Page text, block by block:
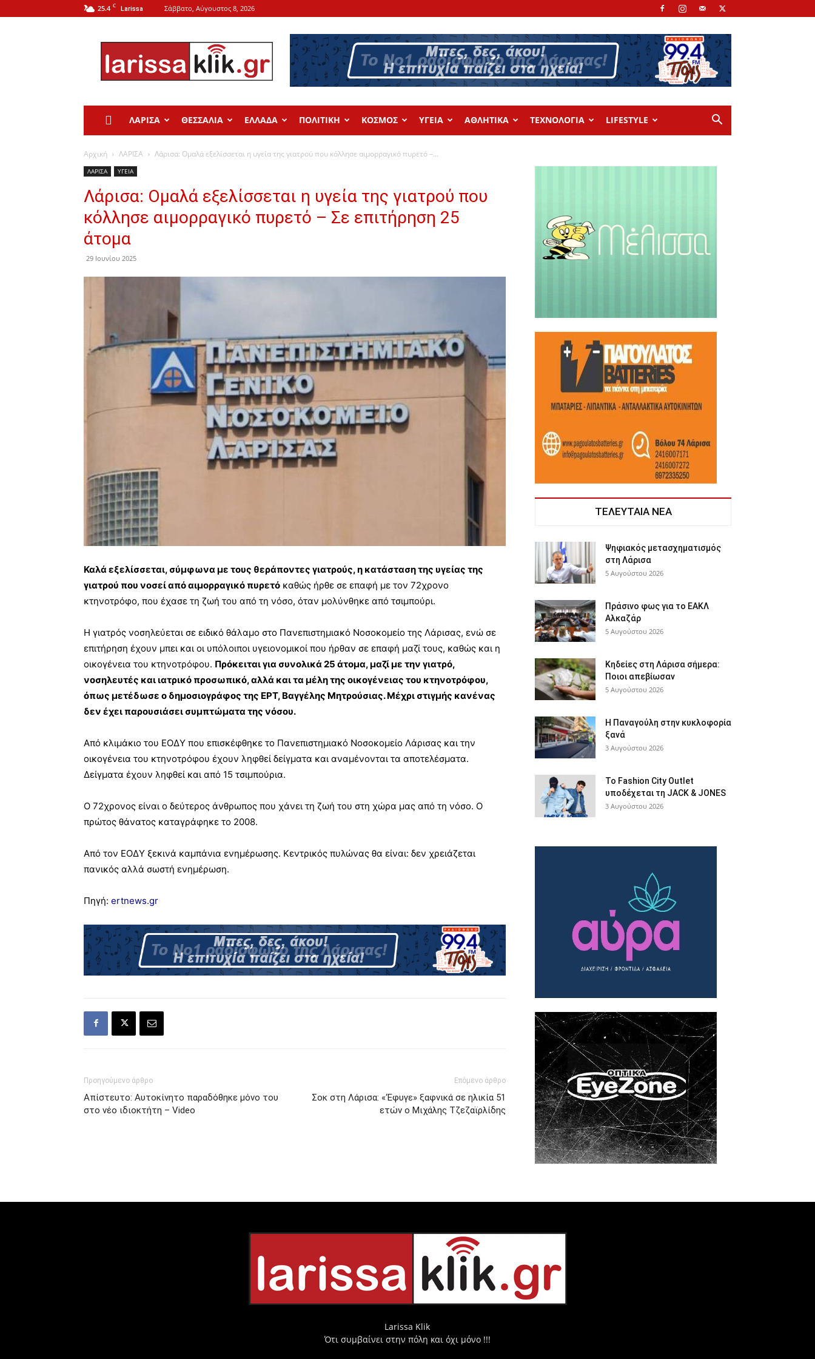
25.4 C Larissa Σάββατο, Αύγουστος 8, 2026
Larissa
ΛΑΡΙΣΑ ΘΕΣΣΑΛΙΑ ΕΛΛΑΔΑ ΠΟΛΙΤΙΚΗ ΚΟΣΜΟΣ ΥΓΕΙΑ ΑΘΛΗΤΙΚΑ ΤΕΧΝΟΛΟΓΙΑ LIFESTYLE
Αρχική ΛΑΡΙΣΑ Λάρισα: Ομαλά εξελίσσεται η υγεία της γιατρού που κόλλησε αιμορραγικό πυρετό –...
ΛΑΡΙΣΑ ΥΓΕΙΑ
Λάρισα: Ομαλά εξελίσσεται η υγεία της γιατρού που
κόλλησε αιμορραγικό πυρετό – Σε επιτήρηση 25
άτομα
29 Ιουνίου 2025
Καλά εξελίσσεται, σύμφωνα με τους θεράποντες γιατρούς, η κατάσταση της υγείας της
γιατρού που νοσεί από αιμορραγικό πυρετό καθώς ήρθε σε επαφή με τον 72χρονο
κτηνοτρόφο, που έχασε τη ζωή του από τη νόσο, όταν μολύνθηκε από τσιμπούρι.
Η γιατρός νοσηλεύεται σε ειδικό θάλαμο στο Πανεπιστημιακό Νοσοκομείο της Λάρισας, ενώ σε
επιτήρηση έχουν μπει και οι υπόλοιποι υγειονομικοί που ήρθαν σε επαφή μαζί τους, καθώς και η
οικογένεια του κτηνοτρόφου. Πρόκειται για συνολικά 25 άτομα, μαζί με την γιατρό,
νοσηλευτές και ιατρικό προσωπικό, αλλά και τα μέλη της οικογένειας του κτηνοτρόφου,
όπως μετέδωσε ο δημοσιογράφος της ΕΡΤ, Βαγγέλης Μητρούσιας. Μέχρι στιγμής κανένας
δεν έχει παρουσιάσει συμπτώματα της νόσου.
Από κλιμάκιο του ΕΟΔΥ που επισκέφθηκε το Πανεπιστημιακό Νοσοκομείο Λάρισας και την
οικογένεια του κτηνοτρόφου έχουν ληφθεί δείγματα και αναμένονται τα αποτελέσματα.
Δείγματα έχουν ληφθεί και από 15 τσιμπούρια.
Ο 72χρονος είναι ο δεύτερος άνθρωπος που χάνει τη ζωή του στη χώρα μας από τη νόσο. Ο
πρώτος θάνατος καταγράφηκε το 2008.
Από τον ΕΟΔΥ ξεκινά καμπάνια ενημέρωσης. Κεντρικός πυλώνας θα είναι: δεν χρειάζεται
πανικός αλλά σωστή ενημέρωση.
Πηγή: ertnews.gr
Προηγούμενο άρθρο
Απίστευτο: Αυτοκίνητο παραδόθηκε μόνο του
στο νέο ιδιοκτήτη – Video
Επόμενο άρθρο
Σοκ στη Λάρισα: «‘Εφυγε» ξαφνικά σε ηλικία 51
ετών ο Μιχάλης Τζεζαϊρλίδης
ΤΕΛΕΥΤΑΙΑ ΝΕΑ
Ψηφιακός μετασχηματισμός
στη Λάρισα
5 Αυγούστου 2026
Πράσινο φως για το ΕΑΚΛ
Αλκαζάρ
5 Αυγούστου 2026
Κηδείες στη Λάρισα σήμερα:
Ποιοι απεβίωσαν
5 Αυγούστου 2026
Η Παναγούλη στην κυκλοφορία
ξανά
3 Αυγούστου 2026
Το Fashion City Outlet
υποδέχεται τη JACK & JONES
3 Αυγούστου 2026
Larissa Klik
Ότι συμβαίνει στην πόλη και όχι μόνο !!!